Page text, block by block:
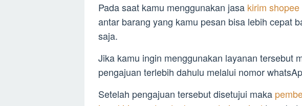
Pada saat kamu menggunakan jasa kirim
antar barang yang kamu pesan bisa lebih cepat
saja.
Jika kamu ingin menggunakan layanan tersebut
pengajuan terlebih dahulu melalui nomor
Setelah pengajuan tersebut disetujui maka